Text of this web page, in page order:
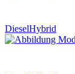
DieselHybrid